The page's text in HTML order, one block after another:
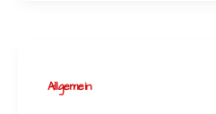
Allgemein